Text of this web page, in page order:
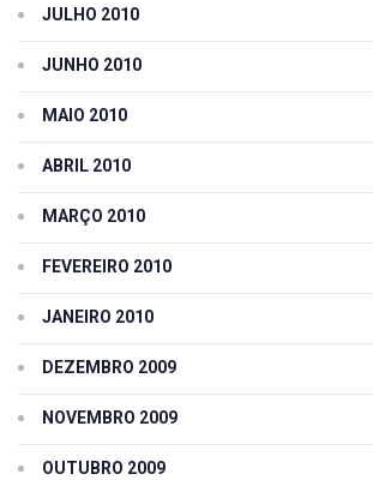
JULHO 2010
JUNHO 2010
MAIO 2010
ABRIL 2010
MARÇO 2010
FEVEREIRO 2010
JANEIRO 2010
DEZEMBRO 2009
NOVEMBRO 2009
OUTUBRO 2009